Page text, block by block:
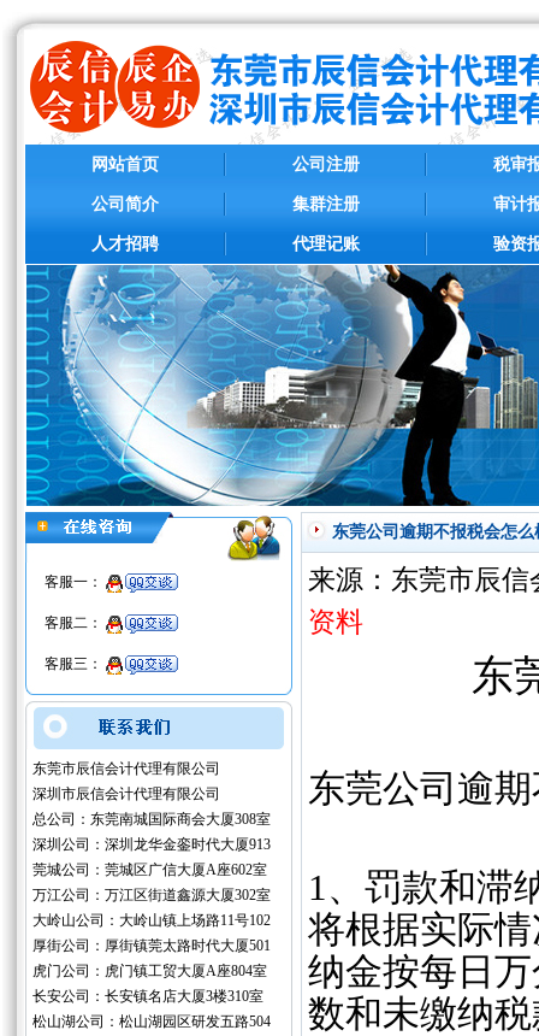
网站首页
公司简介
人才招聘
公司注册
集群注册
代理记账
税审
审计
验资
客服一：
客服二：
客服三：
东莞市辰信会计代理有限公司
深圳市辰信会计代理有限公司
总公司：东莞南城国际商会大厦308室
深圳公司：深圳龙华金銮时代大厦913
莞城公司：莞城区广信大厦A座602室
万江公司：万江区街道鑫源大厦302室
大岭山公司：大岭山镇上场路11号102
厚街公司：厚街镇莞太路时代大厦501
虎门公司：虎门镇工贸大厦A座804室
长安公司：长安镇名店大厦3楼310室
松山湖公司：松山湖园区研发五路504
东莞公司逾期不报税会怎么
来源：东莞市辰
资料
东
东莞公司逾
‌1、罚款和滞
将根据实际
纳金按每日
数和未缴纳